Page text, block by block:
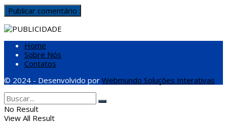
Home
Sobre Nós
Contatos
© 2024 - Desenvolvido por Webmundo Soluções Interativas
No Result
View All Result